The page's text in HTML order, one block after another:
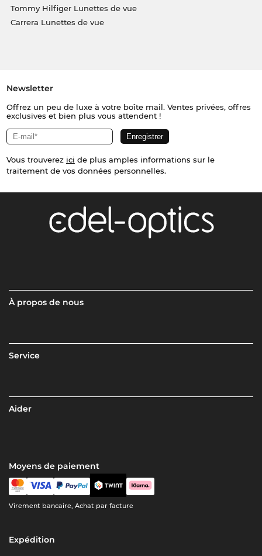
Tommy Hilfiger Lunettes de vue
Carrera Lunettes de vue
Newsletter
Offrez un peu de luxe à votre boîte mail. Ventes privées, offres
exclusives et bien plus vous attendent !
Vous trouverez ici de plus amples informations sur le
traitement de vos données personnelles.
À propos de nous
Service
Aider
Moyens de paiement
Virement bancaire, Achat par facture
Expédition